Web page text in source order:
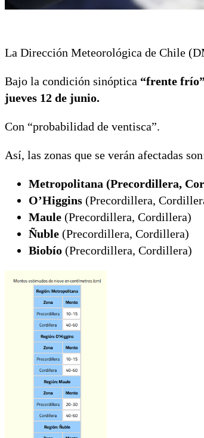
La Dirección Meteorológica de Chile
Bajo la condición sinóptica “frente
jueves 12 de junio.
Con “probabilidad de ventisca”.
Así, las zonas que se verán afectadas
Metropolitana (Precordillera,
O’Higgins (Precordillera,
Maule (Precordillera, Cordillera)
Ñuble (Precordillera, Cordillera)
Biobío (Precordillera, Cordillera)